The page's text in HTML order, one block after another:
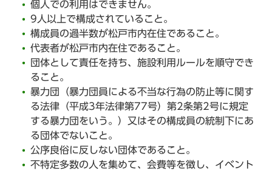
個人での利用はできません。
9人以上で構成されていること。
構成員の過半数が松戸市内在住であること。
代表者が松戸市内在住であること。
団体として責任を持ち、施設利用ルールを順守でき
ること。
暴力団（暴力団員による不当な行為の防止等に関す
る法律（平成3年法律第77号）第2条第2号に規定
する暴力団をいう。）又はその構成員の統制下にあ
る団体でないこと。
公序良俗に反しない団体であること。
不特定多数の人を集めて、会費等を徴し、イベント